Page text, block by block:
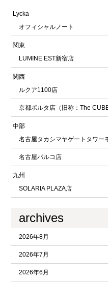
Lycka
オフィシャルノート
関東
LUMINE EST新宿店
関西
ルクア1100店
京都ポルタ店（旧称：The
中部
名古屋タカシマヤゲートタワー
名古屋パルコ店
九州
SOLARIA PLAZA店
archives
2026年8月
2026年7月
2026年6月